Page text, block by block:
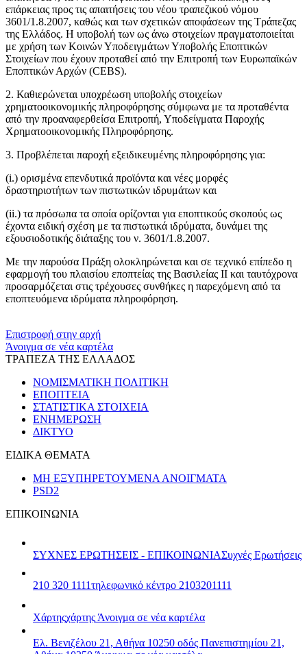
επάρκειας προς τις απαιτήσεις του νέου τραπεζικού νόμου
3601/1.8.2007, καθώς και των σχετικών αποφάσεων της Τράπεζας
της Ελλάδος. Η υποβολή των ως άνω στοιχείων πραγματοποιείται
με χρήση των Κοινών Υποδειγμάτων Υποβολής Εποπτικών
Στοιχείων που έχουν προταθεί από την Επιτροπή των Ευρωπαϊκών
Εποπτικών Αρχών (CEBS).
2. Καθιερώνεται υποχρέωση υποβολής στοιχείων
χρηματοοικονομικής πληροφόρησης σύμφωνα με τα προταθέντα
από την προαναφερθείσα Επιτροπή, Υποδείγματα Παροχής
Χρηματοοικονομικής Πληροφόρησης.
3. Προβλέπεται παροχή εξειδικευμένης πληροφόρησης για:
(i.) ορισμένα επενδυτικά προϊόντα και νέες μορφές
δραστηριοτήτων των πιστωτικών ιδρυμάτων και
(ii.) τα πρόσωπα τα οποία ορίζονται για εποπτικούς σκοπούς ως
έχοντα ειδική σχέση με τα πιστωτικά ιδρύματα, δυνάμει της
εξουσιοδοτικής διάταξης του ν. 3601/1.8.2007.
Με την παρούσα Πράξη ολοκληρώνεται και σε τεχνικό επίπεδο η
εφαρμογή του πλαισίου εποπτείας της Βασιλείας ΙΙ και ταυτόχρονα
προσαρμόζεται στις τρέχουσες συνθήκες η παρεχόμενη από τα
εποπτευόμενα ιδρύματα πληροφόρηση.
Επιστροφή στην αρχή
Άνοιγμα σε νέα καρτέλα
ΤΡΑΠΕΖΑ ΤΗΣ ΕΛΛΑΔΟΣ
ΝΟΜΙΣΜΑΤΙΚΗ ΠΟΛΙΤΙΚΗ
ΕΠΟΠΤΕΙΑ
ΣΤΑΤΙΣΤΙΚΑ ΣΤΟΙΧΕΙΑ
ΕΝΗΜΕΡΩΣΗ
ΔΙΚΤΥΟ
ΕΙΔΙΚΑ ΘΕΜΑΤΑ
ΜΗ ΕΞΥΠΗΡΕΤΟΥΜΕΝΑ ΑΝΟΙΓΜΑΤΑ
PSD2
ΕΠΙΚΟΙΝΩΝΙΑ
ΣΥΧΝΕΣ ΕΡΩΤΗΣΕΙΣ - ΕΠΙΚΟΙΝΩΝΙΑΣυχνές Ερωτήσεις
210 320 1111τηλεφωνικό κέντρο 2103201111
Χάρτηςχάρτης Άνοιγμα σε νέα καρτέλα
Ελ. Βενιζέλου 21, Αθήνα 10250 οδός Πανεπιστημίου 21,